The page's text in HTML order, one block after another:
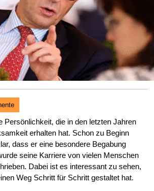
Persönlichkeit, die in den letzten Jahren
erhalten hat. Schon zu Beginn
dass er eine besondere Begabung
seine Karriere von vielen Menschen
Dabei ist es interessant zu sehen,
Weg Schritt für Schritt gestaltet hat.